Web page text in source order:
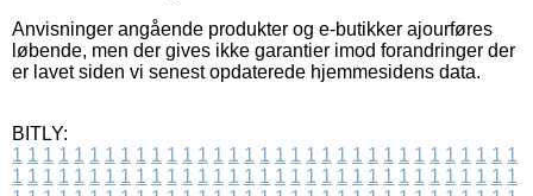
Anvisninger angående produkter og e-butikker ajourføres
løbende, men der gives ikke garantier imod forandringer der
er lavet siden vi senest opdaterede hjemmesidens data.
BITLY:
1 1 1 1 1 1 1 1 1 1 1 1 1 1 1 1 1 1 1 1 1 1 1 1 1 1 1 1 1 1 1 1 1
1 1 1 1 1 1 1 1 1 1 1 1 1 1 1 1 1 1 1 1 1 1 1 1 1 1 1 1 1 1 1 1 1